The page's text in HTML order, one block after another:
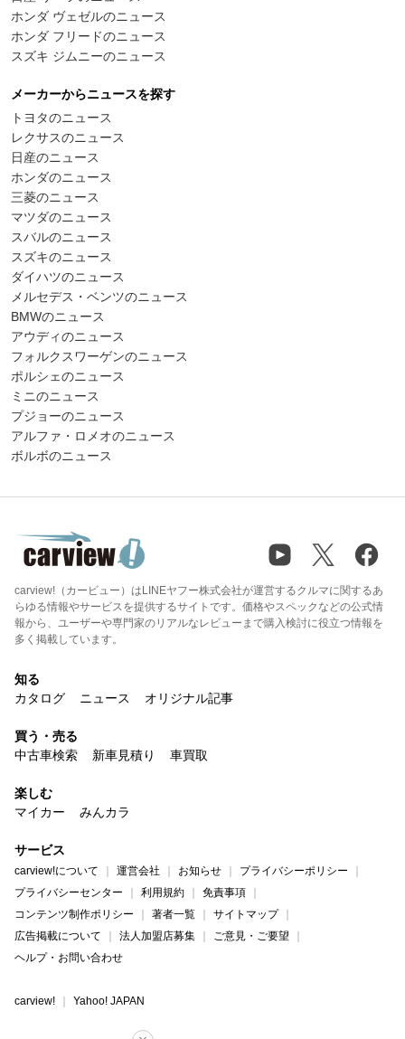
ホンダ ヴェゼルのニュース
ホンダ フリードのニュース
スズキ ジムニーのニュース
メーカーからニュースを探す
トヨタのニュース
レクサスのニュース
日産のニュース
ホンダのニュース
三菱のニュース
マツダのニュース
スバルのニュース
スズキのニュース
ダイハツのニュース
メルセデス・ベンツのニュース
BMWのニュース
アウディのニュース
フォルクスワーゲンのニュース
ポルシェのニュース
ミニのニュース
プジョーのニュース
アルファ・ロメオのニュース
ボルボのニュース
carview!（カービュー）はLINEヤフー株式会社が運営するクルマに関するあ
らゆる情報やサービスを提供するサイトです。価格やスペックなどの公式情
報から、ユーザーや専門家のリアルなレビューまで購入検討に役立つ情報を
多く掲載しています。
知る
カタログ
ニュース オリジナル記事
買う・売る
中古車検索
新車見積り 車買取
楽しむ
マイカー
みんカラ
サービス
carview!について 運営会社 お知らせ
プライバシーポリシー
プライバシーセンター
利用規約
免責事項
コンテンツ制作ポリシー
著者一覧
サイトマップ
広告掲載について
法人加盟店募集
ご意見・ご要望
ヘルプ・お問い合わせ
carview! Yahoo! JAPAN